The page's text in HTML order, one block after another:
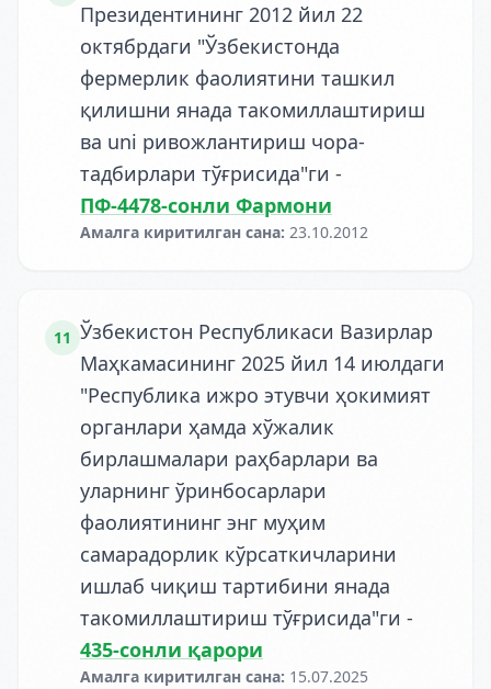
Президентининг 2012 йил 22
октябрдаги "Ўзбекистонда
фермерлик фаолиятини ташкил
қилишни янада такомиллаштириш
ва uni ривожлантириш чора-
тадбирлари тўғрисида"ги -
ПФ-4478-сонли Фармони
Амалга киритилган сана: 23.10.2012
11 Ўзбекистон Республикаси Вазирлар
Маҳкамасининг 2025 йил 14 июлдаги
"Республика ижро этувчи ҳокимият
органлари ҳамда хўжалик
бирлашмалари раҳбарлари ва
уларнинг ўринбосарлари
фаолиятининг энг муҳим
самарадорлик кўрсаткичларини
ишлаб чиқиш тартибини янада
такомиллаштириш тўғрисида"ги -
435-сонли қарори
Амалга киритилган сана: 15.07.2025